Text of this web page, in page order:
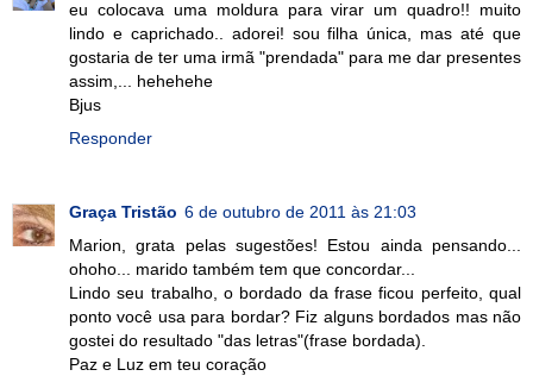
eu colocava uma moldura para virar um quadro!! muito
lindo e caprichado.. adorei! sou filha única, mas até que
gostaria de ter uma irmã "prendada" para me dar presentes
assim,... hehehehe
Bjus
Responder
Graça Tristão 6 de outubro de 2011 às 21:03
Marion, grata pelas sugestões! Estou ainda pensando...
ohoho... marido também tem que concordar...
Lindo seu trabalho, o bordado da frase ficou perfeito, qual
ponto você usa para bordar? Fiz alguns bordados mas não
gostei do resultado "das letras"(frase bordada).
Paz e Luz em teu coração